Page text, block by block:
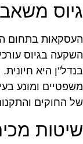
בתחום
בגיוס
היא
ומונע
החוקים